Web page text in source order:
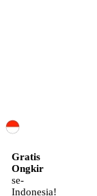
Gratis
Ongkir
se-
Indonesia!